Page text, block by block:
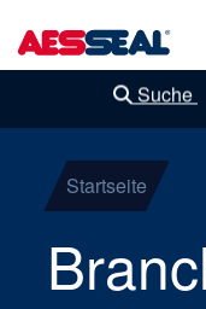
Suche
Startseite
Klare Verfeinerungen